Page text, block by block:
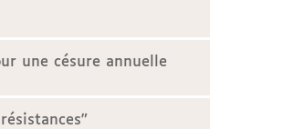
une césure annuelle